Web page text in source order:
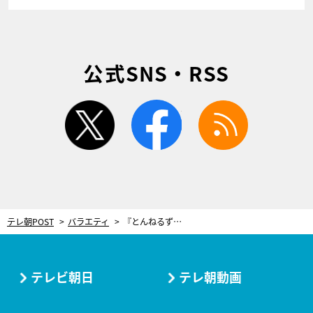
公式SNS・RSS
twitter facebook
テレ朝POST バラエティ 『とんねるずのスポーツ王』リアル野球BANにメジャーリーガー＆WBC優勝メンバーら参戦！
テレビ朝日 テレ朝動画